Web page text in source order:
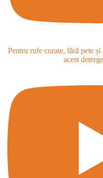
Pentru rufe curate, fără pete
acest